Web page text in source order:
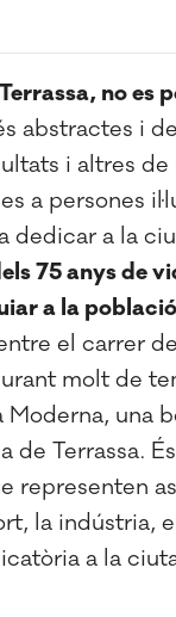
no es
abstractes i
i altres
a persones
dedicar a la
75 anys de
a la
el carrer
molt de
Moderna, una
de Terrassa.
representen
la indústria,
a la